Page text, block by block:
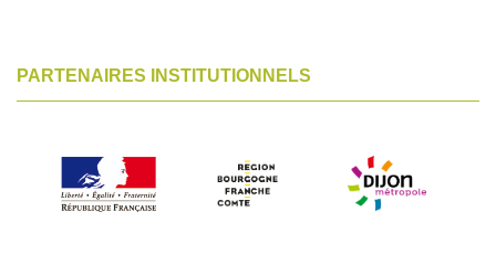
PARTENAIRES INSTITUTIONNELS